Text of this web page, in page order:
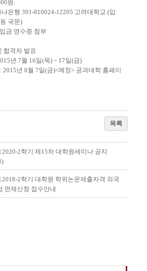
원.
은행 391-810024-12205 고려대학교 (입
국문)
금 영수증 첨부
합격자 발표
년 7월 16일(목) ~ 17일(금)
2015년 8월 7일(금)<예정> 공과대학 홈페이
목록
2020-2학기 제15차 대학원세미나 공지
2018-2학기 대학원 학위논문제출자격 외국
면제신청 접수안내